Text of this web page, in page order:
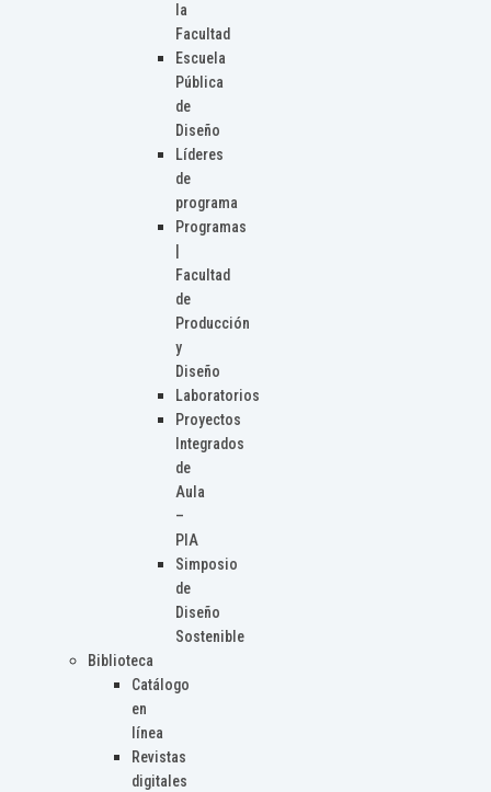
la
Facultad
Escuela
Pública
de
Diseño
Líderes
de
programa
Programas
Facultad
de
Producción
y
Diseño
Laboratorios
Proyectos
Integrados
de
Aula
–
PIA
Simposio
de
Diseño
Sostenible
Biblioteca
Catálogo
en
línea
Revistas
digitales